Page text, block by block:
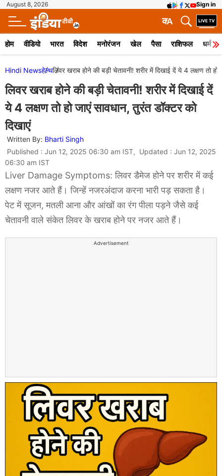
August 8, 2026 Sign in
A
क
होम वीडियो भारत विदेश मनोरंजन खेल पैसा राशिफल धर्म
Hindi Newsहेल्थलिवर खराब होने की बड़ी चेतावनी! शरीर में दिखाई दें ये 4 लक्षण तो हो
लिवर खराब होने की बड़ी चेतावनी! शरीर में दिखाई दें
ये 4 लक्षण तो हो जाएं सावधान, तुरंत डॉक्टर को
दिखाएं
Written By: Bharti Singh
Published : Jun 12, 2025 06:30 am IST, Updated : Jun 12, 2025
06:30 am IST
Liver Damage Symptoms: लिवर डैमेज होने पर शरीर में कई
लक्षण नजर आते हैं। जिन्हें नजरअंदाज करना भारी पड़ सकता है।
पेट में सूजन, मतली आना और आंखों का रंग पीला पड़ने जैसे कई
चेतावनी वाले संकेत लिवर के खराब होने पर नजर आते हैं।
Advertisement